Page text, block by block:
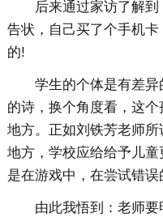
后来通过家访了解
告状，自己买了个手机
的!
学生的个体是有差
的诗，换个角度看，这
地方。正如刘铁芳老师
地方，学校应给给予儿
是在游戏中，在尝试错
由此我悟到：老师